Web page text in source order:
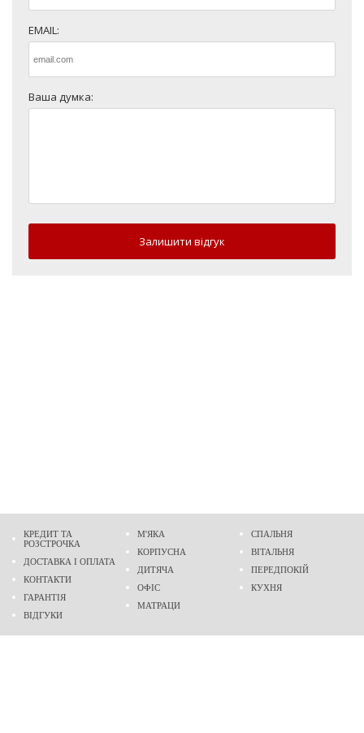
EMAIL:
Ваша думка:
Залишити відгук
КРЕДИТ ТА
РОЗСТРОЧКА
ДОСТАВКА І ОПЛАТА
КОНТАКТИ
ГАРАНТІЯ
ВІДГУКИ
М'ЯКА
КОРПУСНА
ДИТЯЧА
ОФІС
МАТРАЦИ
СПАЛЬНЯ
ВІТАЛЬНЯ
ПЕРЕДПОКІЙ
КУХНЯ